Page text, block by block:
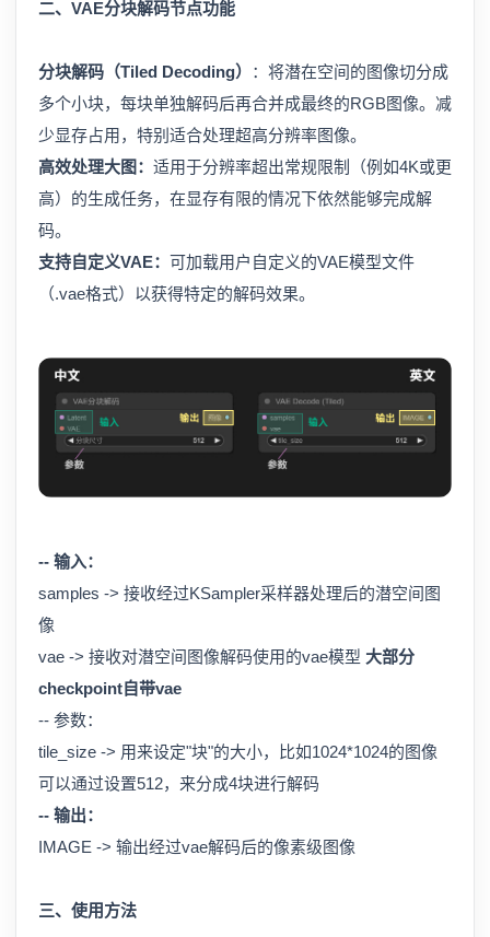
二、VAE分块解码节点功能
分块解码（Tiled Decoding）
：将潜在空间的图像切分成
多个小块，每块单独解码后再合并成最终的RGB图像。减
少显存占用，特别适合处理超高分辨率图像。
高效处理大图： 适用于分辨率超出常规限制（例如4K或更
高）的生成任务，在显存有限的情况下依然能够完成解
码。
支持自定义VAE： 可加载用户自定义的VAE模型文件
（.vae格式）以获得特定的解码效果。
-- 输入：
samples -> 接收经过KSampler采样器处理后的潜空间图
像
vae -> 接收对潜空间图像解码使用的vae模型 大部分
checkpoint自带vae
-- 参数：
tile_size -> 用来设定"块"的大小，比如1024*1024的图像
可以通过设置512，来分成4块进行解码
-- 输出：
IMAGE -> 输出经过vae解码后的像素级图像
三、使用方法